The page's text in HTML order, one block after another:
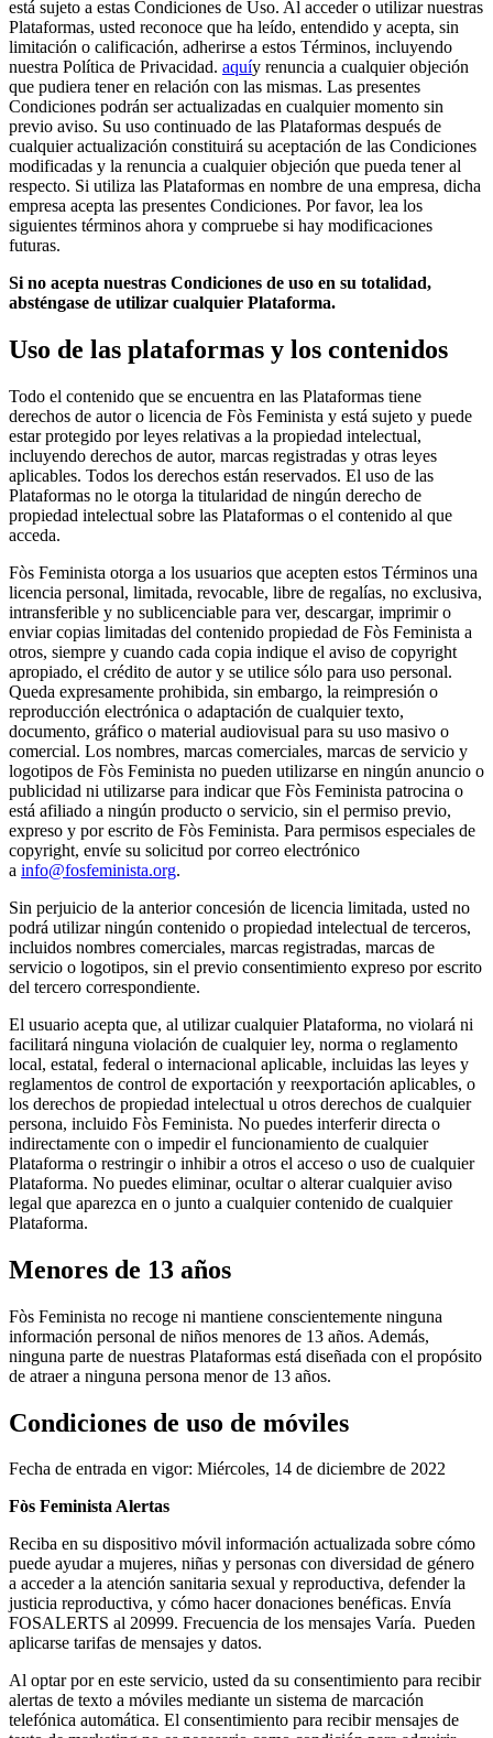
está sujeto a estas Condiciones de Uso. Al acceder o utilizar nuestras
Plataformas, usted reconoce que ha leído, entendido y acepta, sin
limitación o calificación, adherirse a estos Términos, incluyendo
nuestra Política de Privacidad. aquíy renuncia a cualquier objeción
que pudiera tener en relación con las mismas. Las presentes
Condiciones podrán ser actualizadas en cualquier momento sin
previo aviso. Su uso continuado de las Plataformas después de
cualquier actualización constituirá su aceptación de las Condiciones
modificadas y la renuncia a cualquier objeción que pueda tener al
respecto. Si utiliza las Plataformas en nombre de una empresa, dicha
empresa acepta las presentes Condiciones. Por favor, lea los
siguientes términos ahora y compruebe si hay modificaciones
futuras.
Si no acepta nuestras Condiciones de uso en su totalidad,
absténgase de utilizar cualquier Plataforma.
Uso de las plataformas y los contenidos
Todo el contenido que se encuentra en las Plataformas tiene
derechos de autor o licencia de Fòs Feminista y está sujeto y puede
estar protegido por leyes relativas a la propiedad intelectual,
incluyendo derechos de autor, marcas registradas y otras leyes
aplicables. Todos los derechos están reservados. El uso de las
Plataformas no le otorga la titularidad de ningún derecho de
propiedad intelectual sobre las Plataformas o el contenido al que
acceda.
Fòs Feminista otorga a los usuarios que acepten estos Términos una
licencia personal, limitada, revocable, libre de regalías, no exclusiva,
intransferible y no sublicenciable para ver, descargar, imprimir o
enviar copias limitadas del contenido propiedad de Fòs Feminista a
otros, siempre y cuando cada copia indique el aviso de copyright
apropiado, el crédito de autor y se utilice sólo para uso personal.
Queda expresamente prohibida, sin embargo, la reimpresión o
reproducción electrónica o adaptación de cualquier texto,
documento, gráfico o material audiovisual para su uso masivo o
comercial. Los nombres, marcas comerciales, marcas de servicio y
logotipos de Fòs Feminista no pueden utilizarse en ningún anuncio o
publicidad ni utilizarse para indicar que Fòs Feminista patrocina o
está afiliado a ningún producto o servicio, sin el permiso previo,
expreso y por escrito de Fòs Feminista. Para permisos especiales de
copyright, envíe su solicitud por correo electrónico
a info@fosfeminista.org.
Sin perjuicio de la anterior concesión de licencia limitada, usted no
podrá utilizar ningún contenido o propiedad intelectual de terceros,
incluidos nombres comerciales, marcas registradas, marcas de
servicio o logotipos, sin el previo consentimiento expreso por escrito
del tercero correspondiente.
El usuario acepta que, al utilizar cualquier Plataforma, no violará ni
facilitará ninguna violación de cualquier ley, norma o reglamento
local, estatal, federal o internacional aplicable, incluidas las leyes y
reglamentos de control de exportación y reexportación aplicables, o
los derechos de propiedad intelectual u otros derechos de cualquier
persona, incluido Fòs Feminista. No puedes interferir directa o
indirectamente con o impedir el funcionamiento de cualquier
Plataforma o restringir o inhibir a otros el acceso o uso de cualquier
Plataforma. No puedes eliminar, ocultar o alterar cualquier aviso
legal que aparezca en o junto a cualquier contenido de cualquier
Plataforma.
Menores de 13 años
Fòs Feminista no recoge ni mantiene conscientemente ninguna
información personal de niños menores de 13 años. Además,
ninguna parte de nuestras Plataformas está diseñada con el propósito
de atraer a ninguna persona menor de 13 años.
Condiciones de uso de móviles
Fecha de entrada en vigor: Miércoles, 14 de diciembre de 2022
Fòs Feminista Alertas
Reciba en su dispositivo móvil información actualizada sobre cómo
puede ayudar a mujeres, niñas y personas con diversidad de género
a acceder a la atención sanitaria sexual y reproductiva, defender la
justicia reproductiva, y cómo hacer donaciones benéficas. Envía
FOSALERTS al 20999. Frecuencia de los mensajes Varía. Pueden
aplicarse tarifas de mensajes y datos.
Al optar poren este servicio, usted da su consentimiento para recibir
alertas de texto a móviles mediante un sistema de marcación
telefónica automática. El consentimiento para recibir mensajes de